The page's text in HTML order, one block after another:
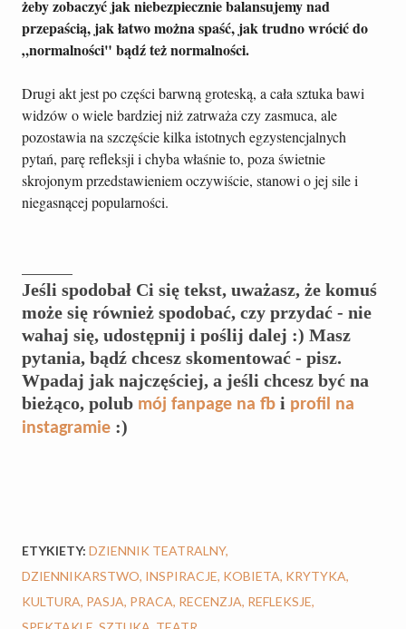
żeby zobaczyć jak niebezpiecznie balansujemy nad
przepaścią, jak łatwo można spaść, jak trudno wrócić do
„normalności" bądź też normalności.
Drugi akt jest po części barwną groteską, a cała sztuka bawi
widzów o wiele bardziej niż zatrważa czy zasmuca, ale
pozostawia na szczęście kilka istotnych egzystencjalnych
pytań, parę refleksji i chyba właśnie to, poza świetnie
skrojonym przedstawieniem oczywiście, stanowi o jej sile i
niegasnącej popularności.
Jeśli spodobał Ci się tekst, uważasz, że komuś
może się również spodobać, czy przydać - nie
wahaj się, udostępnij i poślij dalej :) Masz
pytania, bądź chcesz skomentować - pisz.
Wpadaj jak najczęściej, a jeśli chcesz być na
bieżąco, polub mój fanpage na fb i profil na
instagramie :)
ETYKIETY: DZIENNIK TEATRALNY
DZIENNIKARSTWO INSPIRACJE KOBIETA KRYTYKA
KULTURA PASJA PRACA RECENZJA REFLEKSJE